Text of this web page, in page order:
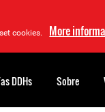
cookies. More
DDHs Sobre